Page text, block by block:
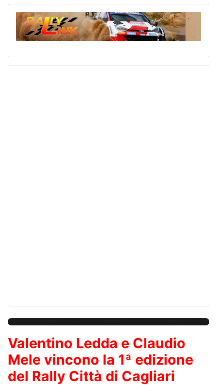
Valentino Ledda e Claudio
Mele vincono la 1ª edizione
del Rally Città di Cagliari